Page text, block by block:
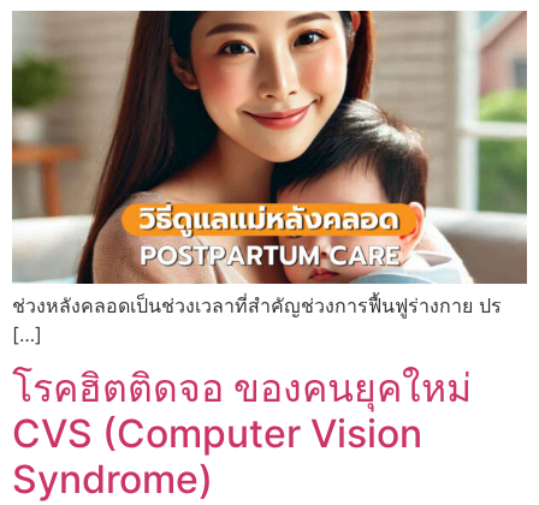
ช่วงหลังคลอดเป็นช่วงเวลาที่สำคัญช่วงการฟื้นฟูร่างกาย ปร
[…]
โรคฮิตติดจอ ของคนยุคใหม่
CVS (Computer Vision
Syndrome)